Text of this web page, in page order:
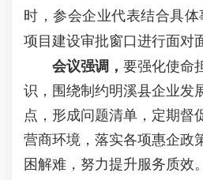
时，参会企业代表结合具
项目建设审批窗口进行面
会议强调， 要强化使命
识，围绕制约明溪县企业发
点，形成问题清单，定期督
营商环境，落实各项惠企政
困解难，努力提升服务质效